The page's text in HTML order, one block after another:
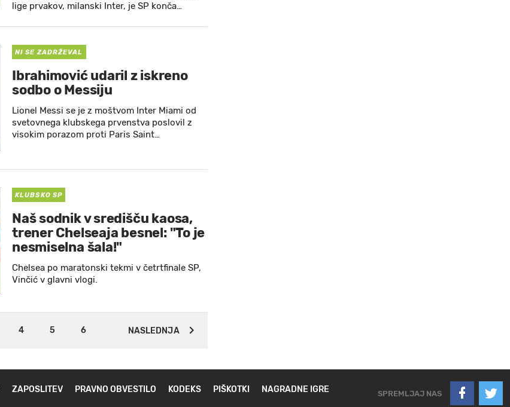
lige prvakov, milanski Inter, je SP konča…
NI SE ZADRŽEVAL
Ibrahimović udaril z iskreno
sodbo o Messiju
Lionel Messi se je z moštvom Inter Miami od
svetovnega klubskega prvenstva poslovil z
visokim porazom proti Paris Saint…
KLUBSKO SP
Naš sodnik v središču kaosa,
trener Chelseaja besnel: "To je
nesmiselna šala!"
Chelsea po maratonski tekmi v četrtfinale SP,
Vinčić v glavni vlogi.
4 5 6 NASLEDNJA
ZAPOSLITEV PRAVNO OBVESTILO KODEKS PIŠKOTKI
NAGRADNE IGRE
SPREMLJAJ NAS